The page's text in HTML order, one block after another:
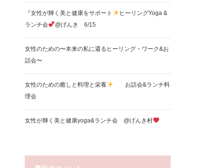
『女性が輝く美と健康をサポート
ヒーリングYoga &
ランチ会
@げんき 6/15
女性のための〜本来の私に還るヒーリング・ワーク&お
話会〜
女性のための癒しと料理と栄養
お話会&ランチ料
理会
女性が輝く美と健康yoga&ランチ会 @げんき村